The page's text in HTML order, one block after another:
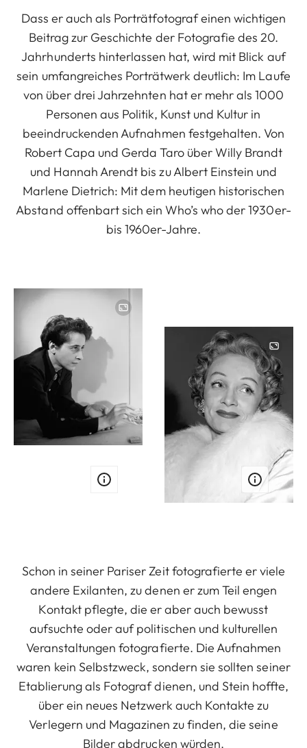
Dass er auch als Porträtfotograf einen wichtigen
Beitrag zur Geschichte der Fotografie des 20.
Jahrhunderts hinterlassen hat, wird mit Blick auf
sein umfangreiches Porträtwerk deutlich: Im Laufe
von über drei Jahrzehnten hat er mehr als 1000
Personen aus Politik, Kunst und Kultur in
beeindruckenden Aufnahmen festgehalten. Von
Robert Capa und Gerda Taro über Willy Brandt
und Hannah Arendt bis zu Albert Einstein und
Marlene Dietrich: Mit dem heutigen historischen
Abstand offenbart sich ein Who’s who der 1930er-
bis 1960er-Jahre.
Schon in seiner Pariser Zeit fotografierte er viele
andere Exilanten, zu denen er zum Teil engen
Kontakt pflegte, die er aber auch bewusst
aufsuchte oder auf politischen und kulturellen
Veranstaltungen fotografierte. Die Aufnahmen
waren kein Selbstzweck, sondern sie sollten seiner
Etablierung als Fotograf dienen, und Stein hoffte,
über ein neues Netzwerk auch Kontakte zu
Verlegern und Magazinen zu finden, die seine
Bilder abdrucken würden.